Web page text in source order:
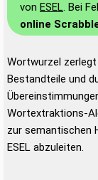
von ESEL. Bei
online
Wortwurzel zerlegt
Bestandteile und
Wortextraktions-
zur semantischen
ESEL abzuleiten.